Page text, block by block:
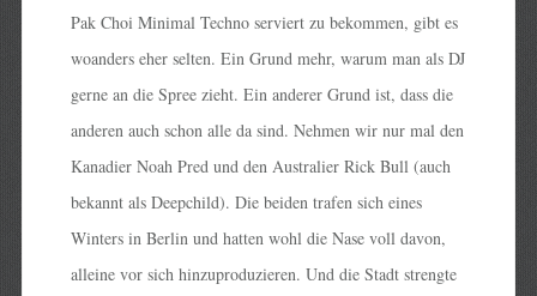
Pak Choi Minimal Techno serviert zu bekommen, gibt es
woanders eher selten. Ein Grund mehr, warum man als DJ
gerne an die Spree zieht. Ein anderer Grund ist, dass die
anderen auch schon alle da sind. Nehmen wir nur mal den
Kanadier Noah Pred und den Australier Rick Bull (auch
bekannt als Deepchild). Die beiden trafen sich eines
Winters in Berlin und hatten wohl die Nase voll davon,
alleine vor sich hinzuproduzieren. Und die Stadt strengte